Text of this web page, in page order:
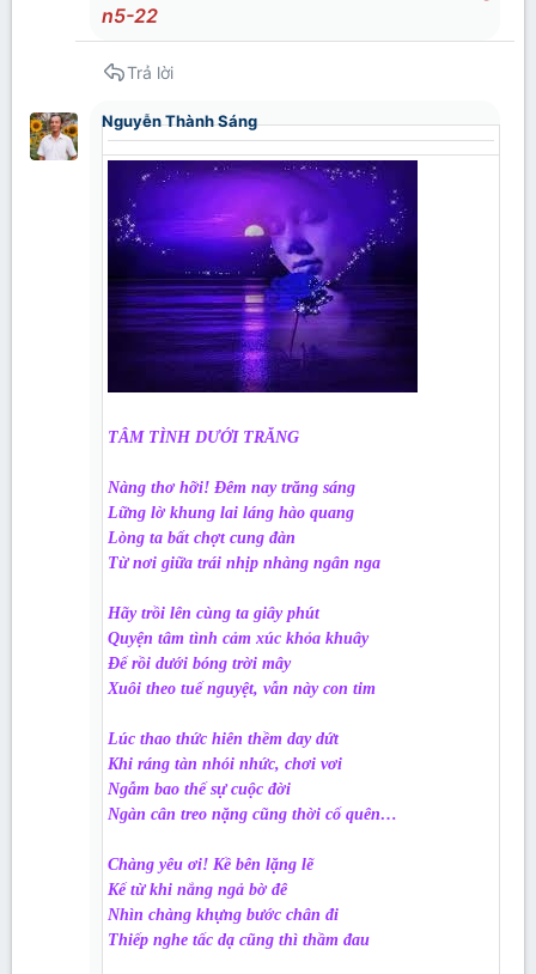
Trả lời
Nguyễn Thành Sáng
TÂM TÌNH DƯỚI TRĂNG
Nàng thơ hỡi! Đêm nay trăng sáng
Lững lờ khung lai láng hào quang
Lòng ta bất chợt cung đàn
Từ nơi giữa trái nhịp nhàng ngân nga
Hãy trồi lên cùng ta giây phút
Quyện tâm tình cảm xúc khỏa khuây
Để rồi dưới bóng trời mây
Xuôi theo tuế nguyệt, vẫn này con tim
Lúc thao thức hiên thềm day dứt
Khi ráng tàn nhói nhức, chơi vơi
Ngẫm bao thế sự cuộc đời
Ngàn cân treo nặng cũng thời cố quên…
Chàng yêu ơi! Kề bên lặng lẽ
Kể từ khi nắng ngả bờ đê
Nhìn chàng khựng bước chân đi
Thiếp nghe tấc dạ cũng thì thầm đau